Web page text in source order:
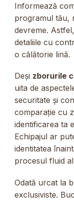
Informează
programul tău,
devreme.
detaliile cu
o călătorie lină.
Deși zborurile
uita de
securitate și
comparație cu
identificarea ta
Echipajul ar
identitatea
procesul fluid al
Odată urcat la
exclusiviste.